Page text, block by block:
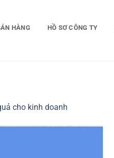
HÀNG HỒ SƠ CÔNG TY
cho kinh doanh